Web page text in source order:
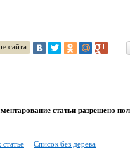
сайта
статьи разрешено
Список без дерева